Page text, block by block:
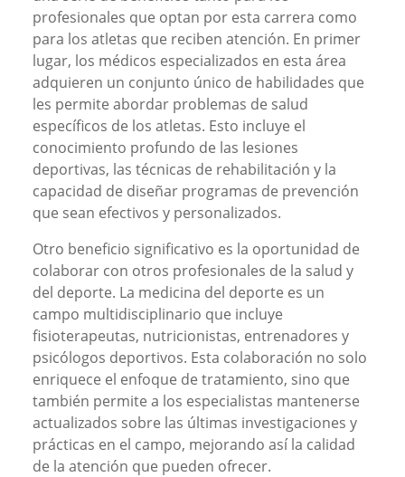
profesionales que optan por esta carrera como
para los atletas que reciben atención. En primer
lugar, los médicos especializados en esta área
adquieren un conjunto único de habilidades que
les permite abordar problemas de salud
específicos de los atletas. Esto incluye el
conocimiento profundo de las lesiones
deportivas, las técnicas de rehabilitación y la
capacidad de diseñar programas de prevención
que sean efectivos y personalizados.
Otro beneficio significativo es la oportunidad de
colaborar con otros profesionales de la salud y
del deporte. La medicina del deporte es un
campo multidisciplinario que incluye
fisioterapeutas, nutricionistas, entrenadores y
psicólogos deportivos. Esta colaboración no solo
enriquece el enfoque de tratamiento, sino que
también permite a los especialistas mantenerse
actualizados sobre las últimas investigaciones y
prácticas en el campo, mejorando así la calidad
de la atención que pueden ofrecer.